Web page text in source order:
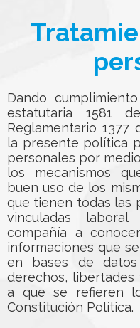
Dando
estatutaria 1581
Reglamentario 1377
la presente política
personales por
los mecanismos
buen uso de los
que tienen todas las
vinculadas
compañía a
informaciones que
en bases de
derechos, libertades
a que se refieren
Constitución Política.